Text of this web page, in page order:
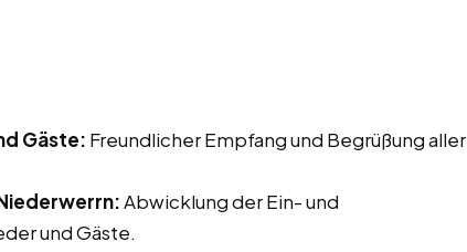
Gäste: Freundlicher Empfang und Begrüßung aller
Abwicklung der Ein- und
und Gäste.